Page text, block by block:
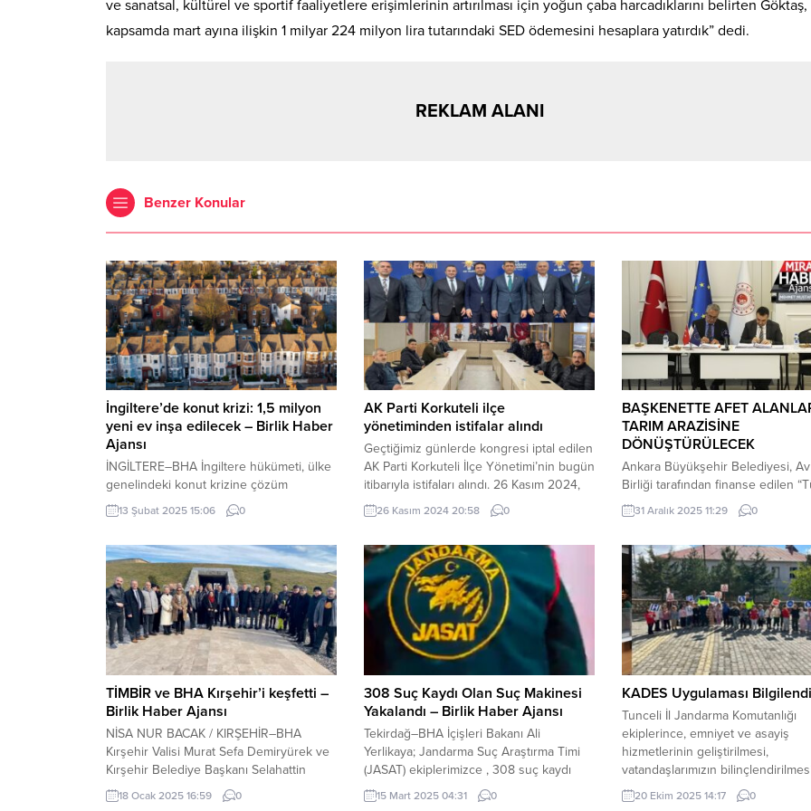
ve sanatsal, kültürel ve sportif faaliyetlere erişimlerinin artırılması için yoğun çaba harcadıklarını belirten Göktaş,
kapsamda mart ayına ilişkin 1 milyar 224 milyon lira tutarındaki SED ödemesini hesaplara yatırdık” dedi.
REKLAM ALANI
Benzer Konular
İngiltere’de konut krizi: 1,5 milyon
yeni ev inşa edilecek – Birlik Haber
Ajansı
İNGİLTERE–BHA İngiltere hükümeti, ülke
genelindeki konut krizine çözüm
üretmek amacıyla yeni yerleşim bölgeleri
inşa edilmesini içeren bir konut
Başbakanlık Ofisi 10 Numara ve Konut,
Topluluklar ve Yerel Yönetimler
Bakanlığı’ndan yapılan açıklamaya göre,
bu program, “2. Dünya Savaşı’ndan bu
yana gerçekleştirilen en büyük konut
inşaat hamlesi” olarak tanımlandı....
13 Şubat 2025 15:06 0
AK Parti Korkuteli ilçe
yönetiminden istifalar alındı
Geçtiğimiz günlerde kongresi iptal edilen
AK Parti Korkuteli İlçe Yönetimi’nin bugün
itibarıyla istifaları alındı. 26 Kasım 2024,
23:48 yayınlandı Geçtiğimiz günlerde
kongresi iptal edilen AK Parti Korkuteli
alındı. İl Başkanı Ali Çetin ve...
26 Kasım 2024 20:58 0
BAŞKENETTE AFET
TARIM ARAZİSİNE
DÖNÜŞTÜRÜLECEK
Ankara Büyükşehir Belediyesi,
Birliği tarafından finanse edilen
İklim Değişikliği Hibe Programı”
kapsamında 720 bin euro hibe
Tarım ve Sel Taşkın Risklerinin
Azaltılması” projesiyle çevre
uygulamaları hayata geçirilecek;
taşkın riski taşıyan alanlar tarımsal
üretime kazandırılarak ekonomiye
sağlanacak....
31 Aralık 2025 11:29 0
TİMBİR ve BHA Kırşehir’i keşfetti –
Birlik Haber Ajansı
NİSA NUR BACAK / KIRŞEHİR–BHA
Kırşehir Valisi Murat Sefa Demiryürek ve
Kırşehir Belediye Başkanı Selahattin
Ekicioğlu ile görüşen Türk İnternet
Medya Birliği (TİMBİR) ve Birlik Haber
18 Ocak 2025 16:59 0
308 Suç Kaydı Olan Suç Makinesi
Yakalandı – Birlik Haber Ajansı
Tekirdağ–BHA İçişleri Bakanı Ali
Yerlikaya; Jandarma Suç Araştırma Timi
(JASAT) ekiplerimizce , 308 suç kaydı
olan, 108 yıl 6 ay kesinleşmiş hapis
cezası alan ve 2 yıldır aranan D.A. isimli
15 Mart 2025 04:31 0
KADES Uygulaması
Tunceli İl Jandarma Komutanlığı
ekiplerince, emniyet ve asayiş
hizmetlerinin geliştirilmesi,
vatandaşlarımızın
toplumsal farkındalığın artırılması
geçtiğimiz hafta çeşitli
20 Ekim 2025 14:17 0